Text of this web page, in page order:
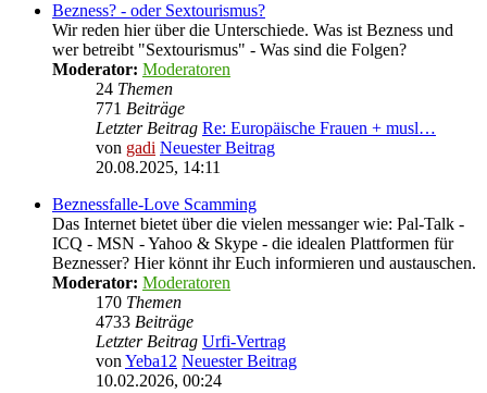
Bezness? - oder Sextourismus?
Wir reden hier über die Unterschiede. Was ist Bezness und
wer betreibt "Sextourismus" - Was sind die Folgen?
Moderator: Moderatoren
24 Themen
771 Beiträge
Letzter Beitrag Re: Europäische Frauen + musl…
von gadi Neuester Beitrag
20.08.2025, 14:11
Beznessfalle-Love Scamming
Das Internet bietet über die vielen messanger wie: Pal-Talk -
ICQ - MSN - Yahoo & Skype - die idealen Plattformen für
Beznesser? Hier könnt ihr Euch informieren und austauschen.
Moderator: Moderatoren
170 Themen
4733 Beiträge
Letzter Beitrag Urfi-Vertrag
von Yeba12 Neuester Beitrag
10.02.2026, 00:24